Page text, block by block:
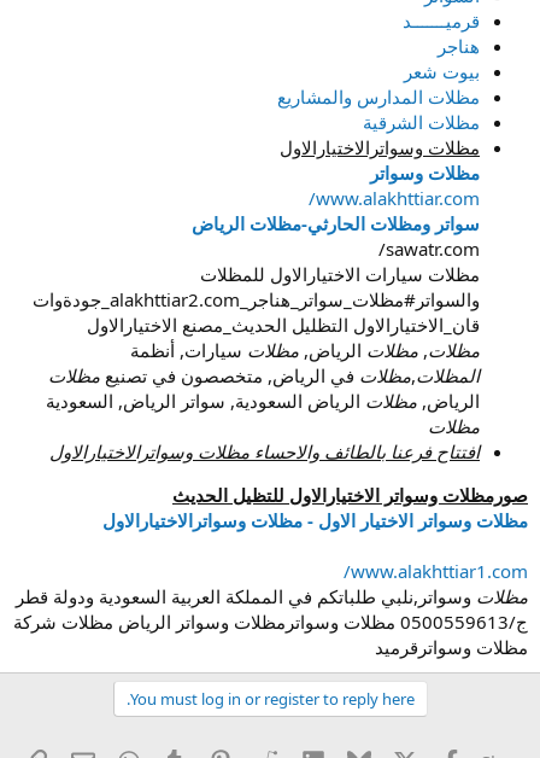
قرميـــــــد
هناجر
بيوت شعر
مظلات المدارس والمشاريع
مظلات الشرقية
مظلات وسواترالاختيارالاول
مظلات وسواتر
www.alakhttiar.com/
سواتر ومظلات الحارثي-مظلات الرياض
sawatr.com/
مظلات سيارات الاختيارالاول للمظلات
والسواتر#مظلات_سواتر_هناجر_alakhttiar2.com_جودةوات
قان_الاختيارالاول التظليل الحديث_مصنع الاختيارالاول
مظلات, مظلات الرياض, مظلات سيارات, أنظمة
المظلات,مظلات في الرياض, متخصصون في تصنيع مظلات
الرياض, مظلات الرياض السعودية, سواتر الرياض, السعودية
مظلات
افتتاح فرعنا بالطائف والاحساء مظلات وسواترالاختيارالاول
صورمظلات وسواتر الاختيارالاول للتظيل الحديث
مظلات وسواتر الاختيار الاول - مظلات وسواترالاختيارالاول
www.alakhttiar1.com/
مظلات وسواتر,نلبي طلباتكم في المملكة العربية السعودية ودولة قطر
ج/0500559613 مظلات وسواترمظلات وسواتر الرياض مظلات شركة
مظلات وسواترقرميد
You must log in or register to reply here.